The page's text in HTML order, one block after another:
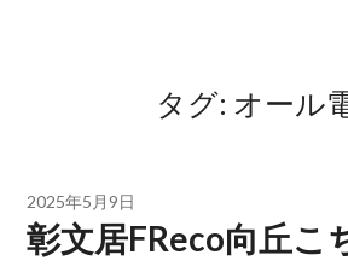
タグ: オール
2025年5月9日
彰文居FReco向丘こ